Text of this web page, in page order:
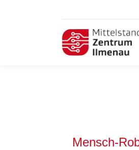
Mensch-